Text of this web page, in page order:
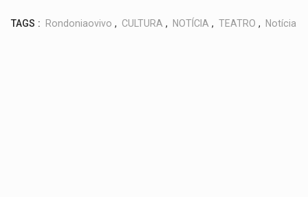
TAGS : Rondoniaovivo , CULTURA , NOTÍCIA , TEATRO , Notícia